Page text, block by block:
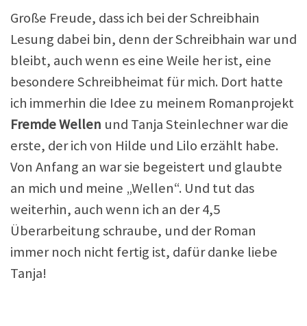
Große Freude, dass ich bei der Schreibhain
Lesung dabei bin, denn der Schreibhain war und
bleibt, auch wenn es eine Weile her ist, eine
besondere Schreibheimat für mich. Dort hatte
ich immerhin die Idee zu meinem Romanprojekt
Fremde Wellen und Tanja Steinlechner war die
erste, der ich von Hilde und Lilo erzählt habe.
Von Anfang an war sie begeistert und glaubte
an mich und meine „Wellen“. Und tut das
weiterhin, auch wenn ich an der 4,5
Überarbeitung schraube, und der Roman
immer noch nicht fertig ist, dafür danke liebe
Tanja!